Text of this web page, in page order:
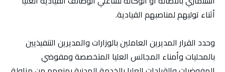
أثناء توليهم لمناصبهم القيادية.
وحدد القرار المديرين العاملين بالوزارات والمديرين التنفيذيين
بالمحليات وأمناء المجالس العليا المتخصصة ومفوضي